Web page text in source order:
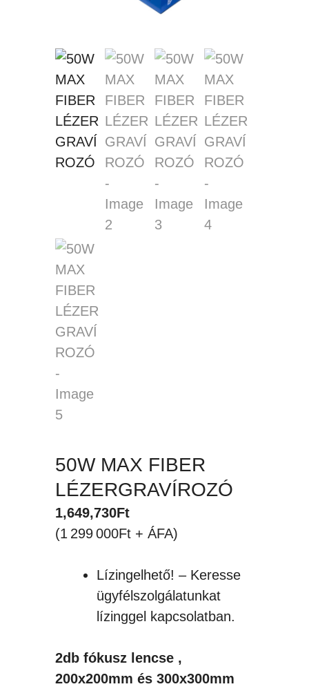
50W MAX FIBER
LÉZERGRAVÍROZÓ
1,649,730Ft
(1 299 000Ft + ÁFA)
Lízingelhető! – Keresse
ügyfélszolgálatunkat
lízinggel kapcsolatban.
2db fókusz lencse ,
200x200mm és 300x300mm